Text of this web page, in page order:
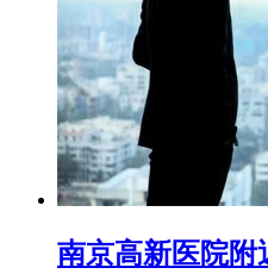
南京高新医院附